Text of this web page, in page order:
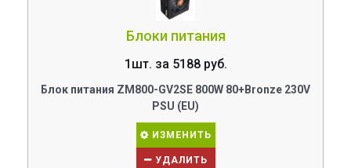
Блоки питания
1шт. за 5188 руб.
Блок питания ZM800-GV2SE 800W 80+Bronze 230V
PSU (EU)
ИЗМЕНИТЬ
УДАЛИТЬ